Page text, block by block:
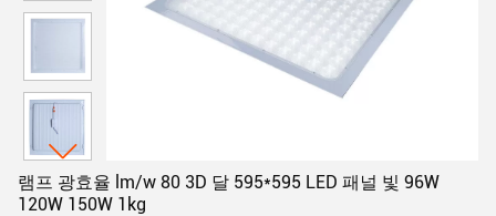
램프 광효율 lm/w 80 3D 달 595*595 LED 패널 빛 96W
120W 150W 1kg